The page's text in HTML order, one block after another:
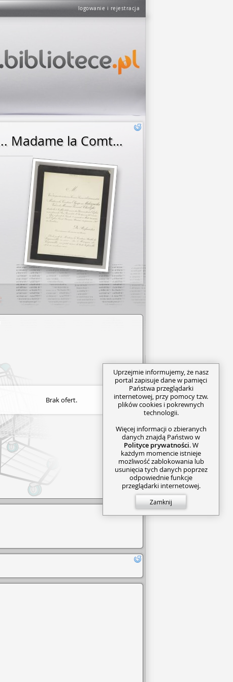
logowanie i rejestracja
[Nekrolog. Incipit] M Vous êtes prié d'assister aux Convoi, ... Madame la Comtesse Olympe née Maleszewska, Veuve de Monsieur Léonard Chodzko ...
Brak ofert.
Uprzejmie informujemy, że nasz
portal zapisuje dane w pamięci
Państwa przeglądarki
internetowej, przy pomocy tzw.
plików cookies i pokrewnych
technologii.
Więcej informacji o zbieranych
danych znajdą Państwo w
Polityce prywatności. W
każdym momencie istnieje
możliwość zablokowania lub
usunięcia tych danych poprzez
odpowiednie funkcje
przeglądarki internetowej.
Zamknij